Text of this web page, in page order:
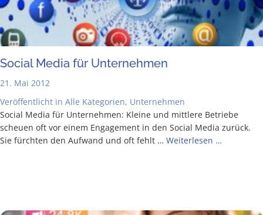
Social Media für Unternehmen
21. Mai 2012
Veröffentlicht in Alle Kategorien, Unternehmen
Social Media für Unter­neh­men: Klei­ne und mitt­le­re Betrie­be
scheu­en oft vor einem Enga­ge­ment in den Social Media zurück.
Sie fürch­ten den Auf­wand und oft fehlt … Wei­ter­le­sen …